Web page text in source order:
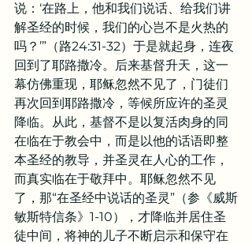
说：‘在路上，他和我们说话、给我们讲
解圣经的时候，我们的心岂不是火热的
吗？’”（路24:31-32）于是就起身，连夜
回到了耶路撒冷。后来基督升天，这一
幕仿佛重现，耶稣忽然不见了，门徒们
再次回到耶路撒冷，等候所应许的圣灵
降临。从此，基督不是以复活肉身的同
在临在于教会中，而是以他的话语即整
本圣经的教导，并圣灵在人心的工作，
而真实临在于敬拜中。耶稣忽然不见
了，那“在圣经中说话的圣灵”（参《威斯
敏斯特信条》1-10），才降临并居住圣
徒中间，将神的儿子不断启示和保守在